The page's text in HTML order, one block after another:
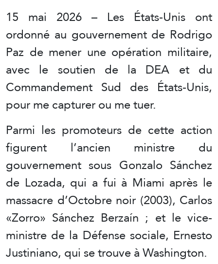
15 mai 2026 – Les États-Unis ont
ordonné au gouvernement de Rodrigo
Paz de mener une opération militaire,
avec le soutien de la DEA et du
Commandement Sud des États-Unis,
pour me capturer ou me tuer.
Parmi les promoteurs de cette action
figurent l’ancien ministre du
gouvernement sous Gonzalo Sánchez
de Lozada, qui a fui à Miami après le
massacre d’Octobre noir (2003), Carlos
«Zorro» Sánchez Berzaín ; et le vice-
ministre de la Défense sociale, Ernesto
Justiniano, qui se trouve à Washington.